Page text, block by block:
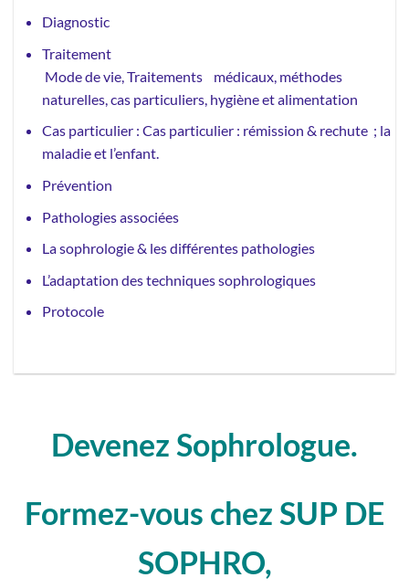
Diagnostic
Traitement
Mode de vie, Traitements médicaux, méthodes
naturelles, cas particuliers, hygiène et alimentation
Cas particulier : Cas particulier : rémission & rechute ; la
maladie et l’enfant.
Prévention
Pathologies associées
La sophrologie & les différentes pathologies
L’adaptation des techniques sophrologiques
Protocole
Devenez Sophrologue.
Formez-vous chez SUP DE
SOPHRO,